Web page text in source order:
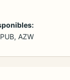
AZW